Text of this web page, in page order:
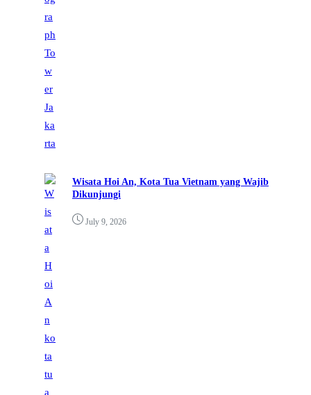
Wisata Hoi An, Kota Tua Vietnam yang Wajib
Dikunjungi
July 9, 2026